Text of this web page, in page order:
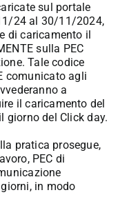
sul portale
24 al 30/11/2024,
di caricamento il
sulla PEC
Tale codice
comunicato agli
a
il caricamento del
giorno del Click day.
pratica prosegue,
PEC di
in modo